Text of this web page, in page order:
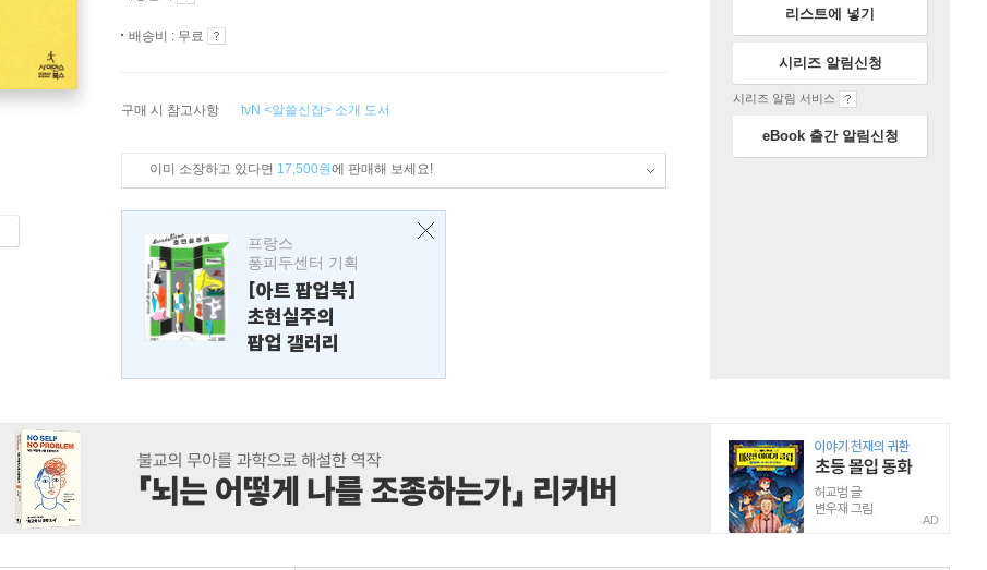
배송비 : 무료
구매 시 참고사항 tvN <알쓸신잡> 소개 도서
이미 소장하고 있다면 17,500원에 판매해 보세요!
프랑스
퐁피두센터 기획
[아트 팝업북]
초현실주의
팝업 갤러리
리스트에 넣기
시리즈 알림신청
시리즈 알림 서비스
eBook 출간 알림신청
AD